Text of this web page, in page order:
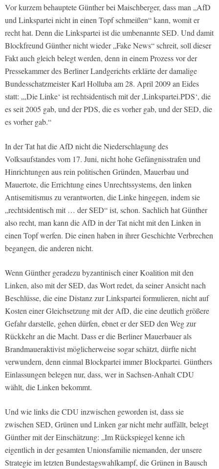
Vor kurzem behauptete Günther bei Maischberger, dass man „AfD
und Linkspartei nicht in einen Topf schmeißen“ kann, womit er
recht hat. Denn die Linkspartei ist die umbenannte SED. Und damit
Blockfreund Günther nicht wieder „Fake News“ schreit, soll dieser
Fakt auch gleich belegt werden, denn in einem Prozess vor der
Pressekammer des Berliner Landgerichts erklärte der damalige
Bundesschatzmeister Karl Holluba am 28. April 2009 an Eides
statt: „,Die Linke‘ ist rechtsidentisch mit der ,Linkspartei.PDS‘, die
es seit 2005 gab, und der PDS, die es vorher gab, und der SED, die
es vorher gab.“
In der Tat hat die AfD nicht die Niederschlagung des
Volksaufstandes vom 17. Juni, nicht hohe Gefängnisstrafen und
Hinrichtungen aus rein politischen Gründen, Mauerbau und
Mauertote, die Errichtung eines Unrechtssystems, den linken
Antisemitismus zu verantworten, die Linke hingegen, indem sie
„rechtsidentisch mit … der SED“ ist, schon. Sachlich hat Günther
also recht, man kann die AfD in der Tat nicht mit den Linken in
einen Topf werfen. Die einen haben in ihrer Geschichte Verbrechen
begangen, die anderen nicht.
Wenn Günther geradezu byzantinisch einer Koalition mit den
Linken, also mit der SED, das Wort redet, da seiner Ansicht nach
Beschlüsse, die eine Distanz zur Linkspartei formulieren, nicht auf
Kosten einer Gleichsetzung mit der AfD, die eine deutlich größere
Gefahr darstelle, gehen dürfen, ebnet er der SED den Weg zur
Rückkehr an die Macht. Dass er die Berliner Mauerbauer als
Brandmaueraktivist möglicherweise sogar schätzt, dürfte nicht
verwundern, denn einmal Blockpartei immer Blockpartei. Günthers
Einlassungen belegen nur, dass, wer in Sachsen-Anhalt CDU
wählt, die Linken bekommt.
Und wie links die CDU inzwischen geworden ist, dass sie
zwischen SED, Grünen und Linken gar nicht mehr auffällt, belegt
Günther mit der Einschätzung: „Im Rückspiegel kenne ich
eigentlich in der gesamten Unionsfamilie niemanden, der unsere
Strategie im letzten Bundestagswahlkampf, die Grünen in Bausch